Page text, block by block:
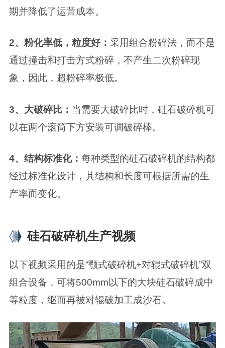
期并降低了运营成本。
2、粉化率低，粒度好： 采用组合粉碎法，而不是
通过撞击和打击方式粉碎，不产生二次粉碎现
象，因此，超粉碎率极低。
3、大破碎比： 当需要大破碎比时，硅石破碎机可
以在两个滚筒下方安装可调破碎棒。
4、结构标准化： 每种类型的硅石破碎机的结构都
经过标准化设计，其结构和长度可根据所需的生
产率而变化。
硅石破碎机生产视频
以下视频采用的是“颚式破碎机+对辊式破碎机”双
组合设备，可将500mm以下的大块硅石破碎成中
等粒度，继而再被对辊破加工成沙石。